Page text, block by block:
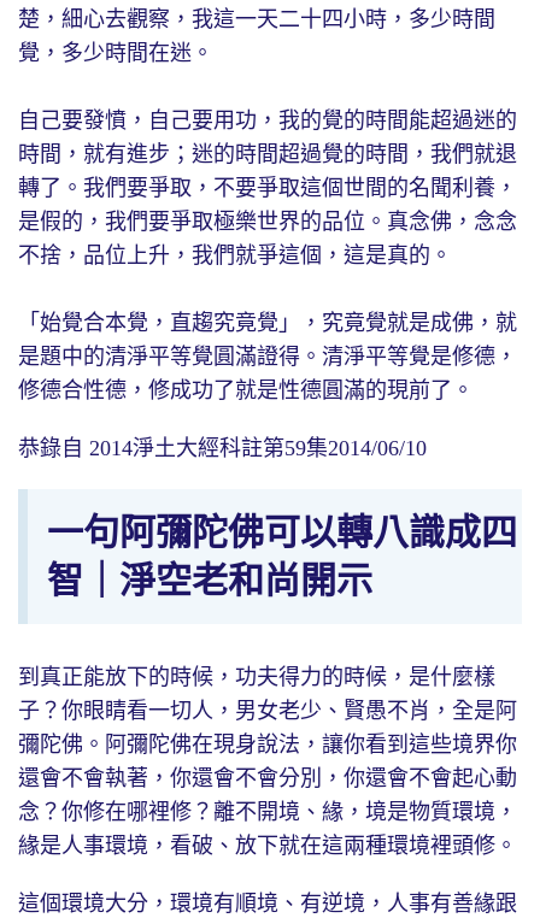
楚，細心去觀察，我這一天二十四小時，多少時間
覺，多少時間在迷。
自己要發憤，自己要用功，我的覺的時間能超過迷的
時間，就有進步；迷的時間超過覺的時間，我們就退
轉了。我們要爭取，不要爭取這個世間的名聞利養，
是假的，我們要爭取極樂世界的品位。真念佛，念念
不捨，品位上升，我們就爭這個，這是真的。
「始覺合本覺，直趨究竟覺」，究竟覺就是成佛，就
是題中的清淨平等覺圓滿證得。清淨平等覺是修德，
修德合性德，修成功了就是性德圓滿的現前了。
恭錄自 2014淨土大經科註第59集2014/06/10
一句阿彌陀佛可以轉八識成四
智｜淨空老和尚開示
到真正能放下的時候，功夫得力的時候，是什麼樣
子？你眼睛看一切人，男女老少、賢愚不肖，全是阿
彌陀佛。阿彌陀佛在現身說法，讓你看到這些境界你
還會不會執著，你還會不會分別，你還會不會起心動
念？你修在哪裡修？離不開境、緣，境是物質環境，
緣是人事環境，看破、放下就在這兩種環境裡頭修。
這個環境大分，環境有順境、有逆境，人事有善緣跟